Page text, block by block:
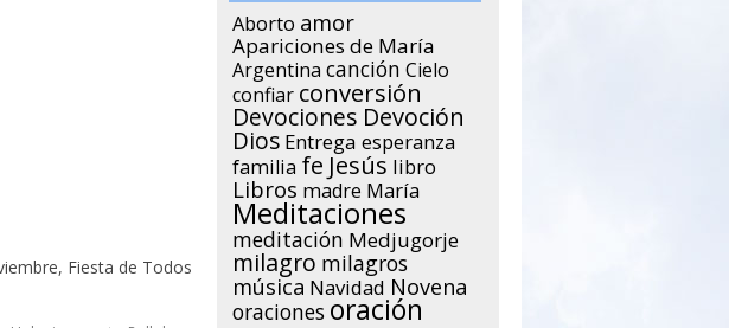
Fiesta de Todos
Aborto amor
Apariciones de María
Argentina canción Cielo
confiar conversión
Devociones Devoción
Dios Entrega esperanza
familia fe Jesús libro
Libros madre María
Meditaciones
meditación Medjugorje
milagro milagros
música Navidad Novena
oraciones oración